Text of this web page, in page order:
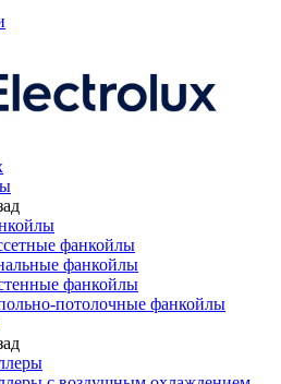
фанкойлы
фанкойлы
фанкойлы
потолочные фанкойлы